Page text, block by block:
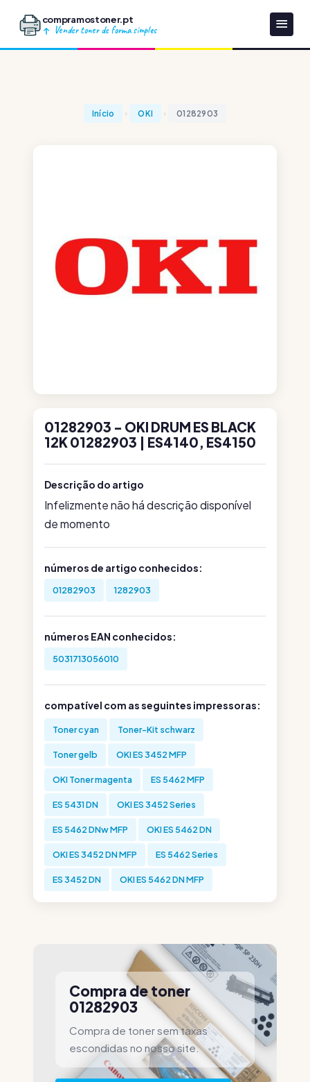
compramostoner.pt
Vender toner de forma simples
Início OKI 01282903
01282903 - OKI DRUM ES BLACK
12K 01282903 | ES4140, ES4150
Descrição do artigo
Infelizmente não há descrição disponível
de momento
números de artigo conhecidos:
01282903 1282903
números EAN conhecidos:
5031713056010
compatível com as seguintes impressoras:
Toner cyan Toner-Kit schwarz
Toner gelb OKI ES 3452 MFP
OKI Toner magenta ES 5462 MFP
ES 5431 DN OKI ES 3452 Series
ES 5462 DNw MFP OKI ES 5462 DN
OKI ES 3452 DN MFP ES 5462 Series
ES 3452 DN OKI ES 5462 DN MFP
Compra de toner
01282903
Compra de toner sem taxas
escondidas no nosso site.